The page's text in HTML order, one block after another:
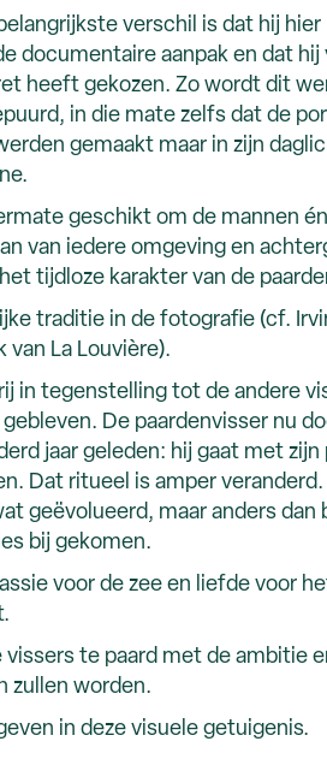
verschil is dat hij
documentaire aanpak en dat
heeft gekozen. Zo wordt dit
in die mate zelfs dat de
gemaakt maar in zijn
geschikt om de mannen
van iedere omgeving en
tijdloze karakter van de
traditie in de fotografie (cf.
La Louvière).
in tegenstelling tot de andere
De paardenvisser nu
jaar geleden: hij gaat met zijn
Dat ritueel is amper
geëvolueerd, maar anders dan
bij gekomen.
voor de zee en liefde voor
te paard met de ambitie
zullen worden.
in deze visuele getuigenis.